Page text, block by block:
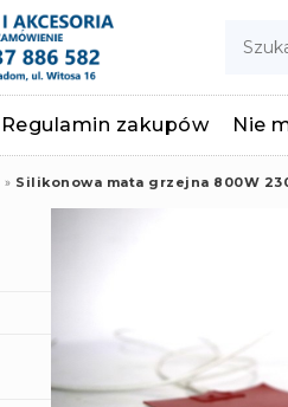
Regulamin zakupów Nie
» Silikonowa mata grzejna 800W